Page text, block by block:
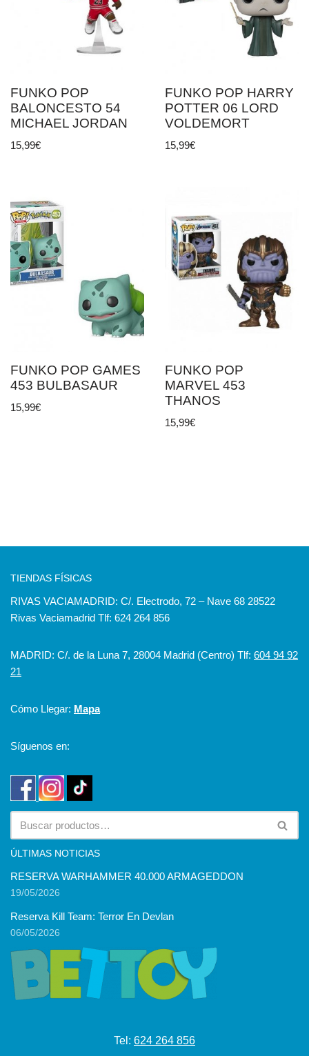
FUNKO POP
BALONCESTO 54
MICHAEL JORDAN
15,99€
FUNKO POP HARRY
POTTER 06 LORD
VOLDEMORT
15,99€
FUNKO POP GAMES
453 BULBASAUR
15,99€
FUNKO POP
MARVEL 453
THANOS
15,99€
TIENDAS FÍSICAS
RIVAS VACIAMADRID: C/. Electrodo, 72 – Nave 68 28522
Rivas Vaciamadrid Tlf: 624 264 856
MADRID: C/. de la Luna 7, 28004 Madrid (Centro) Tlf: 604 94 92
21
Cómo Llegar: Mapa
Síguenos en:
ÚLTIMAS NOTICIAS
RESERVA WARHAMMER 40.000 ARMAGEDDON
19/05/2026
Reserva Kill Team: Terror En Devlan
06/05/2026
Tel: 624 264 856